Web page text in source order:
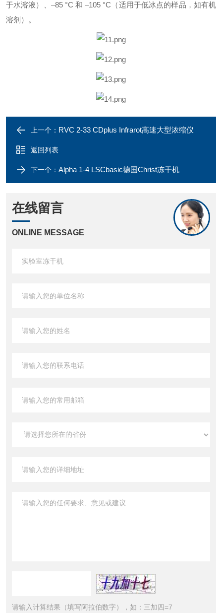
于水溶液）、–85 °C 和 –105 °C（适用于低冰点的样品，如有机
溶剂）。
上一个： RVC 2-33 CDplus Infrarot高速大型浓缩仪
返回列表
下一个： Alpha 1-4 LSCbasic德国Christ冻干机
在线留言
ONLINE MESSAGE
请输入计算结果（填写阿拉伯数字），如：三加四=7